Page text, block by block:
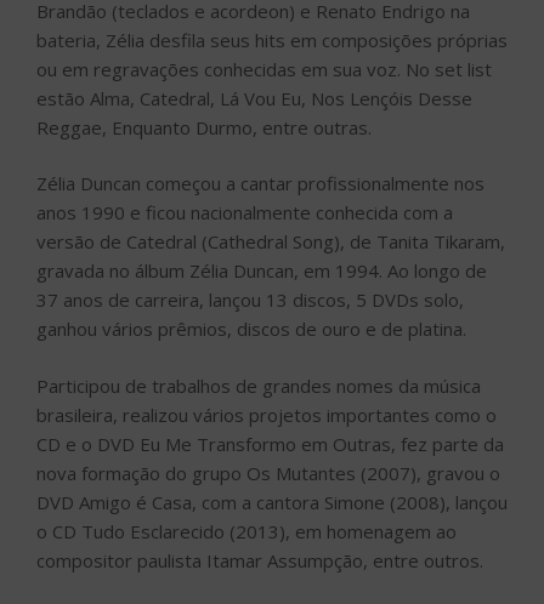
Brandão (teclados e acordeon) e Renato Endrigo na
bateria, Zélia desfila seus hits em composições próprias
ou em regravações conhecidas em sua voz. No set list
estão Alma, Catedral, Lá Vou Eu, Nos Lençóis Desse
Reggae, Enquanto Durmo, entre outras.
Zélia Duncan começou a cantar profissionalmente nos
anos 1990 e ficou nacionalmente conhecida com a
versão de Catedral (Cathedral Song), de Tanita Tikaram,
gravada no álbum Zélia Duncan, em 1994. Ao longo de
37 anos de carreira, lançou 13 discos, 5 DVDs solo,
ganhou vários prêmios, discos de ouro e de platina.
Participou de trabalhos de grandes nomes da música
brasileira, realizou vários projetos importantes como o
CD e o DVD Eu Me Transformo em Outras, fez parte da
nova formação do grupo Os Mutantes (2007), gravou o
DVD Amigo é Casa, com a cantora Simone (2008), lançou
o CD Tudo Esclarecido (2013), em homenagem ao
compositor paulista Itamar Assumpção, entre outros.